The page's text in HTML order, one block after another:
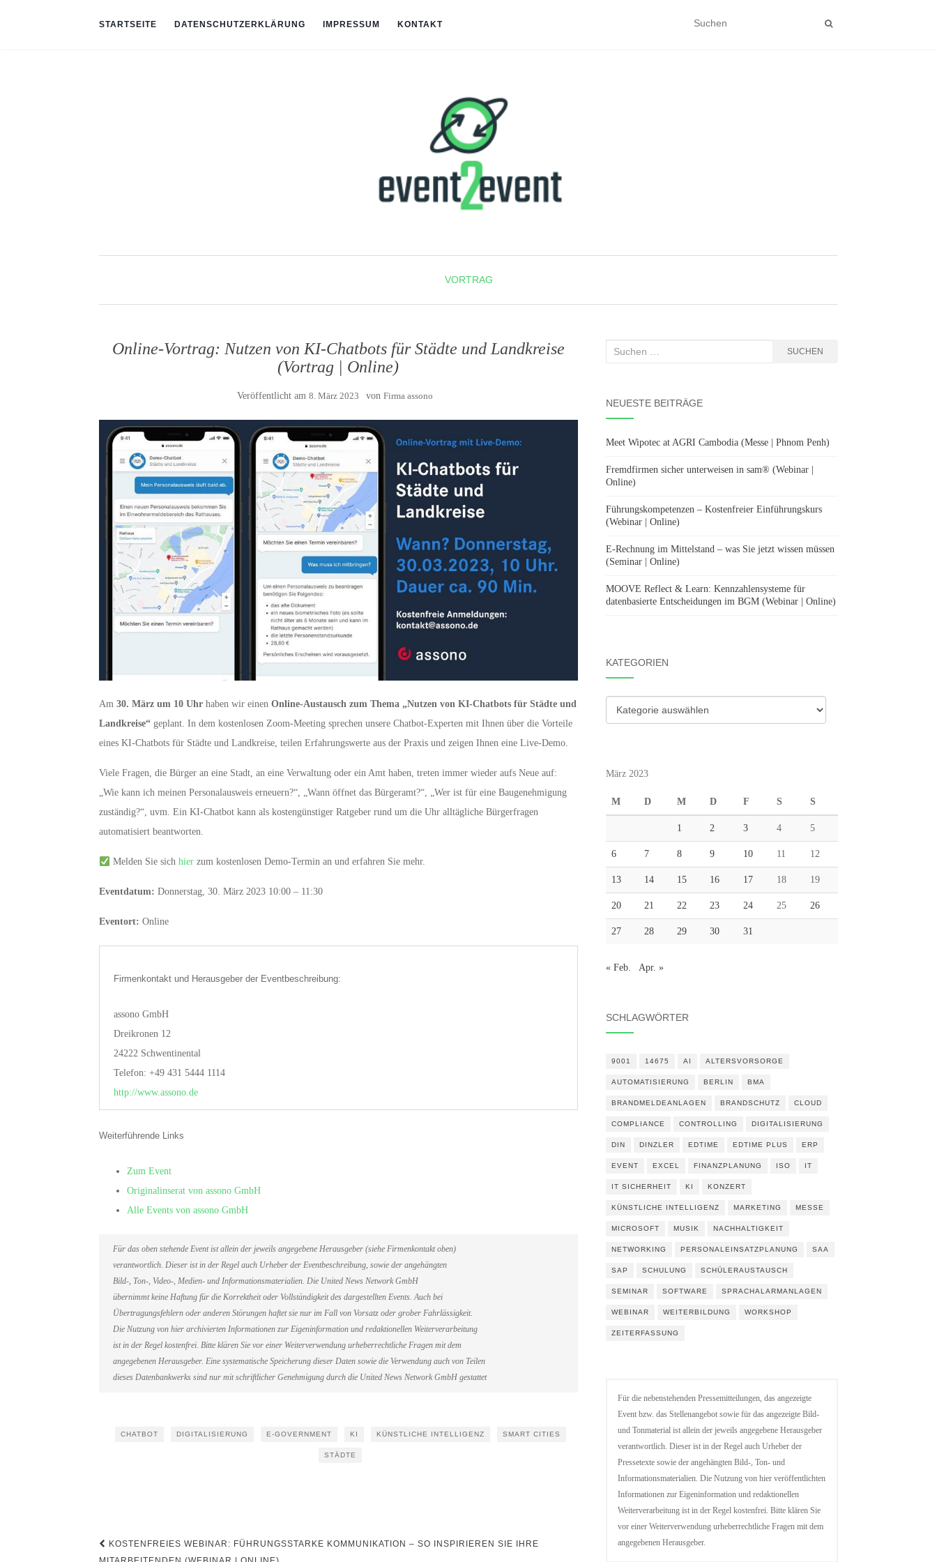
STARTSEITE DATENSCHUTZERKLÄRUNG IMPRESSUM KONTAKT
VORTRAG
Online-Vortrag: Nutzen von KI-Chatbots für Städte und Landkreise
(Vortrag | Online)
Veröffentlicht am 8. März 2023 von Firma assono
Am 30. März um 10 Uhr haben wir einen Online-Austausch zum Thema „Nutzen von KI-Chatbots für Städte und
Landkreise“ geplant. In dem kostenlosen Zoom-Meeting sprechen unsere Chatbot-Experten mit Ihnen über die Vorteile
eines KI-Chatbots für Städte und Landkreise, teilen Erfahrungswerte aus der Praxis und zeigen Ihnen eine Live-Demo.
Viele Fragen, die Bürger an eine Stadt, an eine Verwaltung oder ein Amt haben, treten immer wieder aufs Neue auf:
„Wie kann ich meinen Personalausweis erneuern?“, „Wann öffnet das Bürgeramt?“, „Wer ist für eine Baugenehmigung
zuständig?“, uvm. Ein KI-Chatbot kann als kostengünstiger Ratgeber rund um die Uhr alltägliche Bürgerfragen
automatisiert beantworten.
Melden Sie sich hierzum kostenlosen Demo-Termin an und erfahren Sie mehr.
Eventdatum: Donnerstag, 30. März 2023 10:00 – 11:30
Eventort: Online
Firmenkontakt und Herausgeber der Eventbeschreibung:
assono GmbH
Dreikronen 12
24222 Schwentinental
Telefon: +49 431 5444 1114
http://www.assono.de
Weiterführende Links
Zum Event
Originalinserat von assono GmbH
Alle Events von assono GmbH
Für das oben stehende Event ist allein der jeweils angegebene Herausgeber (siehe Firmenkontakt oben)
verantwortlich. Dieser ist in der Regel auch Urheber der Eventbeschreibung, sowie der angehängten
Bild-, Ton-, Video-, Medien- und Informationsmaterialien. Die United News Network GmbH
übernimmt keine Haftung für die Korrektheit oder Vollständigkeit des dargestellten Events. Auch bei
Übertragungsfehlern oder anderen Störungen haftet sie nur im Fall von Vorsatz oder grober Fahrlässigkeit.
Die Nutzung von hier archivierten Informationen zur Eigeninformation und redaktionellen Weiterverarbeitung
ist in der Regel kostenfrei. Bitte klären Sie vor einer Weiterverwendung urheberrechtliche Fragen mit dem
angegebenen Herausgeber. Eine systematische Speicherung dieser Daten sowie die Verwendung auch von Teilen
dieses Datenbankwerks sind nur mit schriftlicher Genehmigung durch die United News Network GmbH gestattet
CHATBOT DIGITALISIERUNG E-GOVERNMENT KI KÜNSTLICHE INTELLIGENZ SMART CITIES
STÄDTE
Beitragsnavigation
KOSTENFREIES WEBINAR: FÜHRUNGSSTARKE KOMMUNIKATION – SO INSPIRIEREN SIE IHRE
Suchen
SUCHEN
NEUESTE BEITRÄGE
Meet Wipotec at AGRI Cambodia (Messe | Phnom Penh)
Fremdfirmen sicher unterweisen in sam® (Webinar |
Online)
Führungskompetenzen – Kostenfreier Einführungskurs
(Webinar | Online)
E-Rechnung im Mittelstand – was Sie jetzt wissen müssen
(Seminar | Online)
MOOVE Reflect & Learn: Kennzahlensysteme für
datenbasierte Entscheidungen im BGM (Webinar | Online)
KATEGORIEN
Kategorien
März 2023
M D M D F S S
1 2 3 4 5
6 7 8 9 10 11 12
13 14 15 16 17 18 19
20 21 22 23 24 25 26
27 28 29 30 31
« Feb. Apr. »
SCHLAGWÖRTER
9001 14675 AI ALTERSVORSORGE
AUTOMATISIERUNG BERLIN BMA
BRANDMELDEANLAGEN BRANDSCHUTZ CLOUD
COMPLIANCE CONTROLLING DIGITALISIERUNG
DIN DINZLER EDTIME EDTIME PLUS ERP
EVENT EXCEL FINANZPLANUNG ISO IT
IT SICHERHEIT KI KONZERT
KÜNSTLICHE INTELLIGENZ MARKETING MESSE
MICROSOFT MUSIK NACHHALTIGKEIT
NETWORKING PERSONALEINSATZPLANUNG SAA
SAP SCHULUNG SCHÜLERAUSTAUSCH
SEMINAR SOFTWARE SPRACHALARMANLAGEN
WEBINAR WEITERBILDUNG WORKSHOP
ZEITERFASSUNG
Für die nebenstehenden Pressemitteilungen, das angezeigte
Event bzw. das Stellenangebot sowie für das angezeigte Bild-
und Tonmaterial ist allein der jeweils angegebene Herausgeber
verantwortlich. Dieser ist in der Regel auch Urheber der
Pressetexte sowie der angehängten Bild-, Ton- und
Informationsmaterialien. Die Nutzung von hier veröffentlichten
Informationen zur Eigeninformation und redaktionellen
Weiterverarbeitung ist in der Regel kostenfrei. Bitte klären Sie
vor einer Weiterverwendung urheberrechtliche Fragen mit dem
angegebenen Herausgeber.